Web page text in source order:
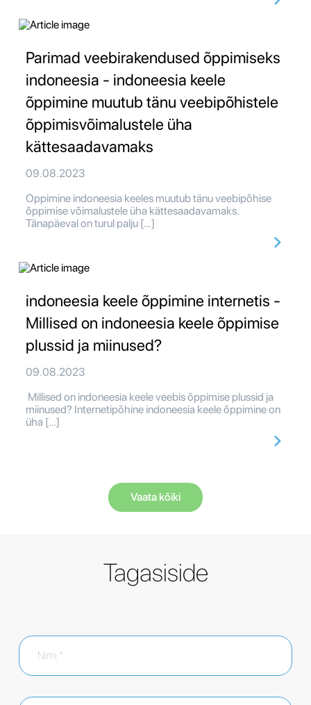
Parimad veebirakendused õppimiseks
indoneesia - indoneesia keele
õppimine muutub tänu veebipõhistele
õppimisvõimalustele üha
kättesaadavamaks
09.08.2023
Oppimine indoneesia keeles muutub tänu veebipõhise
õppimise võimalustele üha kättesaadavamaks.
Tänapäeval on turul palju […]
indoneesia keele õppimine internetis -
Millised on indoneesia keele õppimise
plussid ja miinused?
09.08.2023
Millised on indoneesia keele veebis õppimise plussid ja
miinused? Internetipõhine indoneesia keele õppimine on
üha […]
Vaata kõiki
Tagasiside